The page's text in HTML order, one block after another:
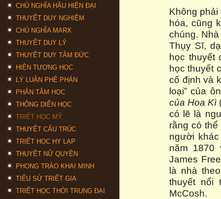
CHỦ NGHĨA HẬU HIỆN ĐẠI
THUYẾT DUY NGHIỆM
CHỦ NGHĨA MARX
THUYẾT DUY LÝ
THUYẾT DUY TÂM ĐỨC
HIỆN TƯỢNG HỌC
LÝ LUẬN PHÊ PHÁN
PHÂN TÂM HỌC
THÔNG DIỄN HỌC
TRIẾT HỌC MỸ
THUYẾT CẤU TRÚC
TRIẾT HỌC HY LẠP
THUYẾT NỮ QUYỀN
PHONG TRÀO KHAI MINH
TIỂU SỬ TRIẾT GIA
TRIẾT HỌC THỜI TRUNG ĐẠI
Không phải
hóa, cũng
chúng.
Thụy Sĩ,
học thuyết
học thuyết
cố định và
loại” của
của Hoa Kì
có lẽ là
rằng có
người
năm 1870
James
là nhà
thuyết nổi
McCosh.